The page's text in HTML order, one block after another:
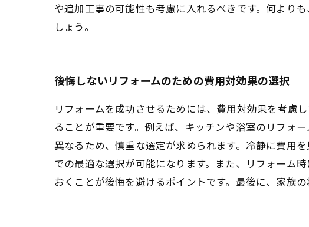
や追加工事の可能性も考慮に入れるべきです。何より
しょう。
後悔しないリフォームのための費用対効果の選択
リフォームを成功させるためには、費用対効果を考慮
ることが重要です。例えば、キッチンや浴室のリフォ
異なるため、慎重な選定が求められます。冷静に費用
での最適な選択が可能になります。また、リフォーム
おくことが後悔を避けるポイントです。最後に、家族